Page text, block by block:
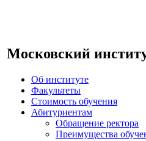
Московский
Об институте
Факультеты
Стоимость обучения
Абитуриентам
Обращение ректора
Преимущества